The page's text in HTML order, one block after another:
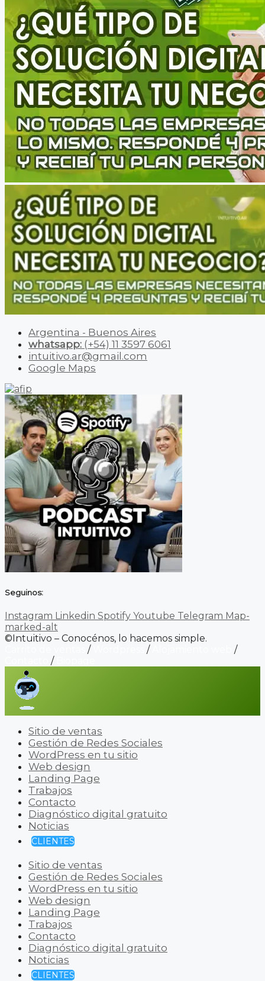
Argentina - Buenos Aires
whatsapp: (+54) 11 3597 6061
intuitivo.ar@gmail.com
Google Maps
Seguinos:
Instagram Linkedin Spotify Youtube Telegram Map-
marked-alt
©Intuitivo – Conocénos, lo hacemos simple.
/ /
/
/
Sitio de ventas
Gestión de Redes Sociales
WordPress en tu sitio
Web design
Landing Page
Trabajos
Contacto
Diagnóstico digital gratuito
Noticias
CLIENTES
Sitio de ventas
Gestión de Redes Sociales
WordPress en tu sitio
Web design
Landing Page
Trabajos
Contacto
Diagnóstico digital gratuito
Noticias
CLIENTES